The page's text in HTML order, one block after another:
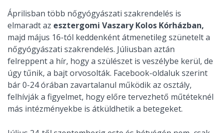
Áprilisban több nőgyógyászati szakrendelés is
elmaradt az esztergomi Vaszary Kolos Kórházban,
majd május 16-tól keddenként átmenetileg szünetelt a
nőgyógyászati szakrendelés. Júliusban aztán
felreppent a hír, hogy a szülészet is veszélybe kerül, de
úgy tűnik, a bajt orvosolták. Facebook-oldaluk szerint
bár 0-24 órában zavartalanul működik az osztály,
felhívják a figyelmet, hogy előre tervezhető műtéteknél
más intézményekbe is átküldhetik a betegeket.